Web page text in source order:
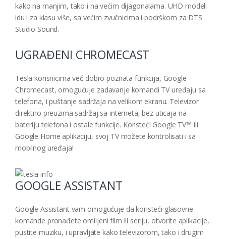
kako na manjim, tako i na većim dijagonalama. UHD modeli
idu i za klasu više, sa većim zvučnicima i podrškom za DTS
Studio Sound.
UGRAĐENI CHROMECAST
Tesla korisnicima već dobro poznata funkcija, Google
Chromecast, omogućuje zadavanje komandi TV uređaju sa
telefona, i puštanje sadržaja na velikom ekranu. Televizor
direktno preuzima sadržaj sa interneta, bez uticaja na
bateriju telefona i ostale funkcije. Koristeći Google TV™ ili
Google Home aplikaciju, svoj TV možete kontrolisati i sa
mobilnog uređaja!
GOOGLE ASSISTANT
Google Assistant vam omogućuje da koristeći glasovne
komande pronađete omiljeni film ili seriju, otvorite aplikacije,
pustite muziku, i upravljate kako televizorom, tako i drugim